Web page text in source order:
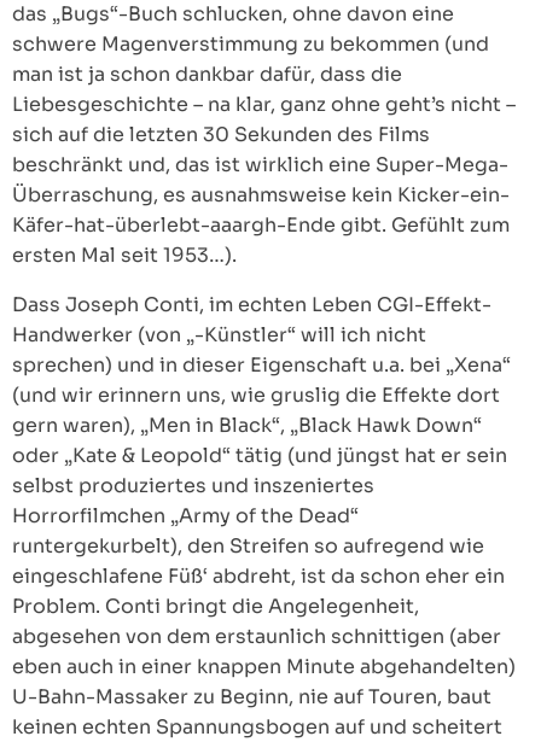
das „Bugs“-Buch schlucken, ohne davon eine
schwere Magenverstimmung zu bekommen (und
man ist ja schon dankbar dafür, dass die
Liebesgeschichte – na klar, ganz ohne geht’s nicht –
sich auf die letzten 30 Sekunden des Films
beschränkt und, das ist wirklich eine Super-Mega-
Überraschung, es ausnahmsweise kein Kicker-ein-
Käfer-hat-überlebt-aaargh-Ende gibt. Gefühlt zum
ersten Mal seit 1953…).
Dass Joseph Conti, im echten Leben CGI-Effekt-
Handwerker (von „-Künstler“ will ich nicht
sprechen) und in dieser Eigenschaft u.a. bei „Xena“
(und wir erinnern uns, wie gruslig die Effekte dort
gern waren), „Men in Black“, „Black Hawk Down“
oder „Kate & Leopold“ tätig (und jüngst hat er sein
selbst produziertes und inszeniertes
Horrorfilmchen „Army of the Dead“
runtergekurbelt), den Streifen so aufregend wie
eingeschlafene Füß‘ abdreht, ist da schon eher ein
Problem. Conti bringt die Angelegenheit,
abgesehen von dem erstaunlich schnittigen (aber
eben auch in einer knappen Minute abgehandelten)
U-Bahn-Massaker zu Beginn, nie auf Touren, baut
keinen echten Spannungsbogen auf und scheitert